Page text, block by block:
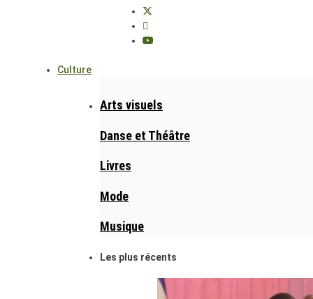
Culture
Arts visuels
Danse et Théâtre
Livres
Mode
Musique
Les plus récents